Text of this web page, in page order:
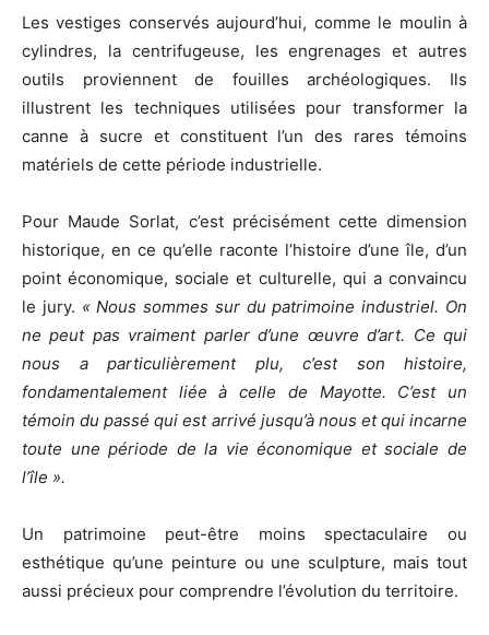
Les vestiges conservés aujourd’hui, comme le moulin à
cylindres, la centrifugeuse, les engrenages et autres
outils proviennent de fouilles archéologiques. Ils
illustrent les techniques utilisées pour transformer la
canne à sucre et constituent l’un des rares témoins
matériels de cette période industrielle.
Pour Maude Sorlat, c’est précisément cette dimension
historique, en ce qu’elle raconte l’histoire d’une île, d’un
point économique, sociale et culturelle, qui a convaincu
le jury. « Nous sommes sur du patrimoine industriel. On
ne peut pas vraiment parler d’une œuvre d’art. Ce qui
nous a particulièrement plu, c’est son histoire,
fondamentalement liée à celle de Mayotte. C’est un
témoin du passé qui est arrivé jusqu’à nous et qui incarne
toute une période de la vie économique et sociale de
l’île ».
Un patrimoine peut-être moins spectaculaire ou
esthétique qu’une peinture ou une sculpture, mais tout
aussi précieux pour comprendre l’évolution du territoire.